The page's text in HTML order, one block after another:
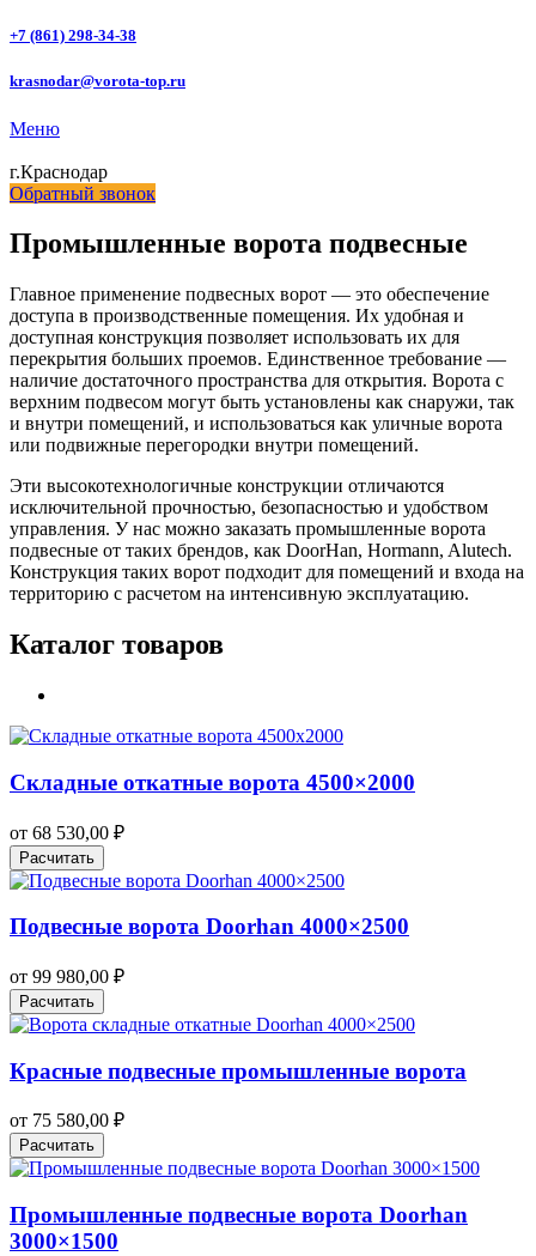
+7 (861) 298-34-38
krasnodar@vorota-top.ru
Меню
г.Краснодар
Обратный звонок
Промышленные ворота подвесные
Главное применение подвесных ворот — это обеспечение
доступа в производственные помещения. Их удобная и
доступная конструкция позволяет использовать их для
перекрытия больших проемов. Единственное требование —
наличие достаточного пространства для открытия. Ворота с
верхним подвесом могут быть установлены как снаружи, так
и внутри помещений, и использоваться как уличные ворота
или подвижные перегородки внутри помещений.
Эти высокотехнологичные конструкции отличаются
исключительной прочностью, безопасностью и удобством
управления. У нас можно заказать промышленные ворота
подвесные от таких брендов, как DoorHan, Hormann, Alutech.
Конструкция таких ворот подходит для помещений и входа на
территорию с расчетом на интенсивную эксплуатацию.
Каталог товаров
Складные откатные ворота 4500×2000
от 68 530,00 ₽
Расчитать
Подвесные ворота Doorhan 4000×2500
от 99 980,00 ₽
Расчитать
Красные подвесные промышленные ворота
от 75 580,00 ₽
Расчитать
Промышленные подвесные ворота Doorhan
3000×1500